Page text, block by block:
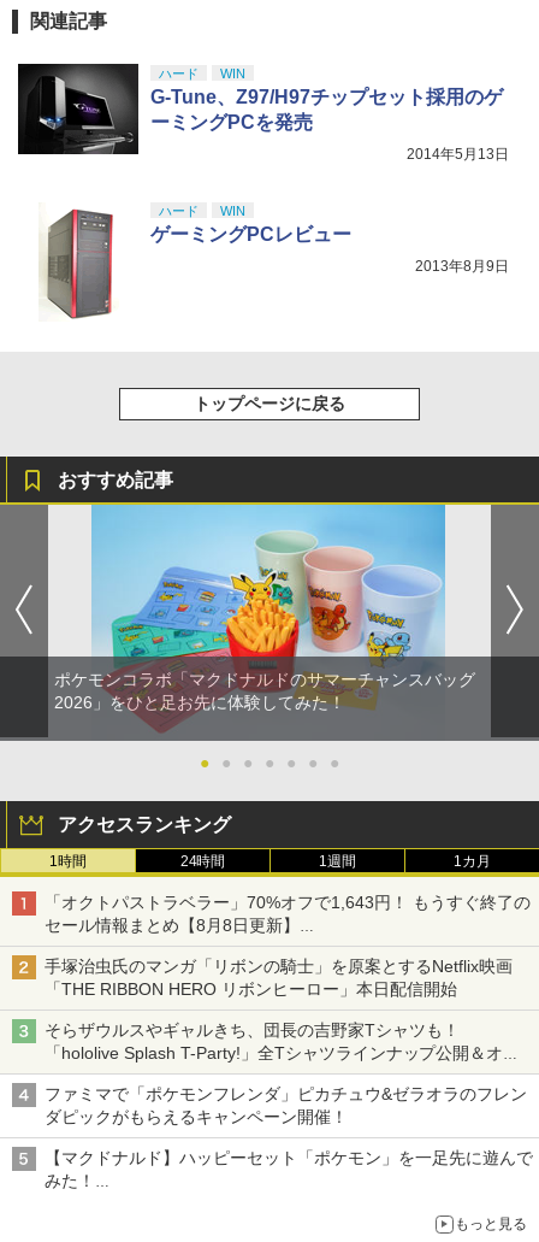
関連記事
ハード WIN
G-Tune、Z97/H97チップセット採用のゲ
ーミングPCを発売
2014年5月13日
ハード WIN
ゲーミングPCレビュー
2013年8月9日
トップページに戻る
おすすめ記事
ポケモンコラボ「マクドナルドのサマーチャンスバッグ
2026」をひと足お先に体験してみた！
● ● ● ● ● ● ●
アクセスランキング
1時間 24時間 1週間 1カ月
「オクトパストラベラー」70%オフで1,643円！ もうすぐ終了の
セール情報まとめ【8月8日更新】
ニンテンドーeショップでは「大神 絶景版」が67%オフで990円
手塚治虫氏のマンガ「リボンの騎士」を原案とするNetflix映画
「THE RIBBON HERO リボンヒーロー」本日配信開始
そらザウルスやギャルきち、団長の吉野家Tシャツも！
「hololive Splash T-Party!」全Tシャツラインナップ公開＆オン
ライン販売開始
ファミマで「ポケモンフレンダ」ピカチュウ&ゼラオラのフレン
ダピックがもらえるキャンペーン開催！
【マクドナルド】ハッピーセット「ポケモン」を一足先に遊んで
みた！
もっと見る